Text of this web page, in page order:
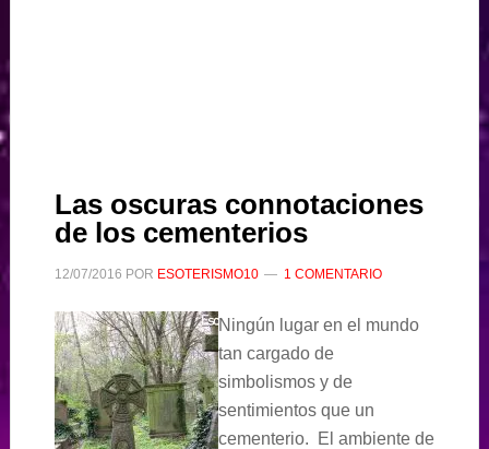
Las oscuras connotaciones
de los cementerios
12/07/2016 POR ESOTERISMO10 1 COMENTARIO
Ningún lugar en el mundo
tan cargado de
simbolismos y de
sentimientos que un
cementerio. El ambiente de